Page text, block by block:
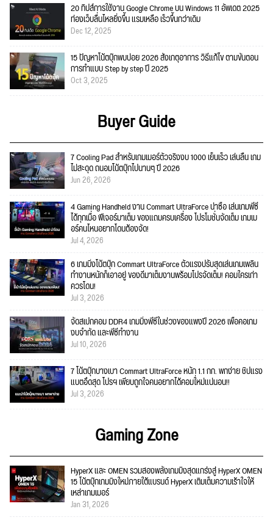
20 ทิปส์การใช้งาน Google Chrome บน Windows 11 อัพเดต 2025
ท่องเว็บลื่นไหลยิ่งขึ้น แรมเหลือ เร็วขึ้นกว่าเดิม
Dec 12, 2025
15 ปัญหาโน้ตบุ๊กพบบ่อย 2026 สังเกตุอาการ วิธีแก้ไข ตามขั้นตอน
การทำแบบ Step by step ปี 2025
Oct 3, 2025
Buyer Guide
7 Cooling Pad สำหรับเกมเมอร์ตัวจริงงบ 1000 เย็นเร็ว เล่นลื่น เกม
ไม่สะดุด ถนอมโน้ตบุ๊กไปนานๆ ปี 2026
Jun 26, 2026
4 Gaming Handheld งาน Commart UltraForce น่าซื้อ เล่นเกมพีซี
ได้ทุกเมื่อ ฟีเจอร์มาเต็ม ของแถมครบเครื่อง โปรโมชั่นจัดเต็ม เกมเม
อร์คนไหนอยากโดนต้องจัด!
Jul 4, 2026
6 เกมมิ่งโน้ตบุ๊ก Commart UltraForce ตัวแรงปรับสุดเล่นเกมเพลิน
ทำงานหนักก็เอาอยู่ ของดีมาเต็มงานพร้อมโปรจัดเต็ม! คอมใครเก่า
ควรโดน!
Jul 3, 2026
จัดสเปกคอม DDR4 เกมมิ่งพีซีในช่วงของแพงปี 2026 เพื่อคอเกม
งบจำกัด และพีซีทำงาน
Jul 10, 2026
7 โน้ตบุ๊กบางเบา Commart UltraForce หนัก 1.1 กก. พกง่าย ชิปแรง
แบตอึดสุด โปรฯ เพียบถูกใจคนอยากได้คอมใ่หม่แน่นอน!!
Jul 3, 2026
Gaming Zone
HyperX และ OMEN รวมสองพลังเกมมิงสุดแกร่งสู่ HyperX OMEN
15 โน้ตบุ๊กเกมมิงใหม่ภายใต้แบรนด์ HyperX เติมเต็มความเร้าใจให้
เหล่าเกมเมอร์
Jan 31, 2026